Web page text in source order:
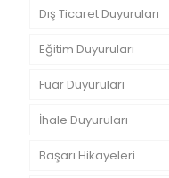
Dış Ticaret Duyuruları
Eğitim Duyuruları
Fuar Duyuruları
İhale Duyuruları
Başarı Hikayeleri